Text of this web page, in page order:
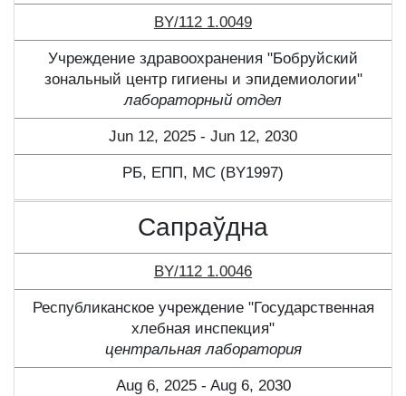
BY/112 1.0049
Учреждение здравоохранения "Бобруйский
зональный центр гигиены и эпидемиологии"
лабораторный отдел
Jun 12, 2025 - Jun 12, 2030
РБ, ЕПП, МС (BY1997)
Сапраўдна
BY/112 1.0046
Республиканское учреждение "Государственная
хлебная инспекция"
центральная лаборатория
Aug 6, 2025 - Aug 6, 2030